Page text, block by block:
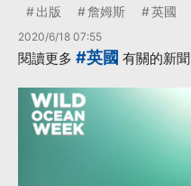
出版 詹姆斯 英國
2020/6/18 07:55
閱讀更多 #英國 有關的新聞